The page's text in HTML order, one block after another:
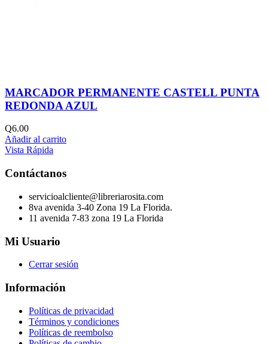
MARCADOR PERMANENTE CASTELL PUNTA
REDONDA AZUL
Q6.00
Añadir al carrito
Vista Rápida
Contáctanos
servicioalcliente@libreriarosita.com
8va avenida 3-40 Zona 19 La Florida.
11 avenida 7-83 zona 19 La Florida
Mi Usuario
Cerrar sesión
Información
Políticas de privacidad
Términos y condiciones
Políticas de reembolso